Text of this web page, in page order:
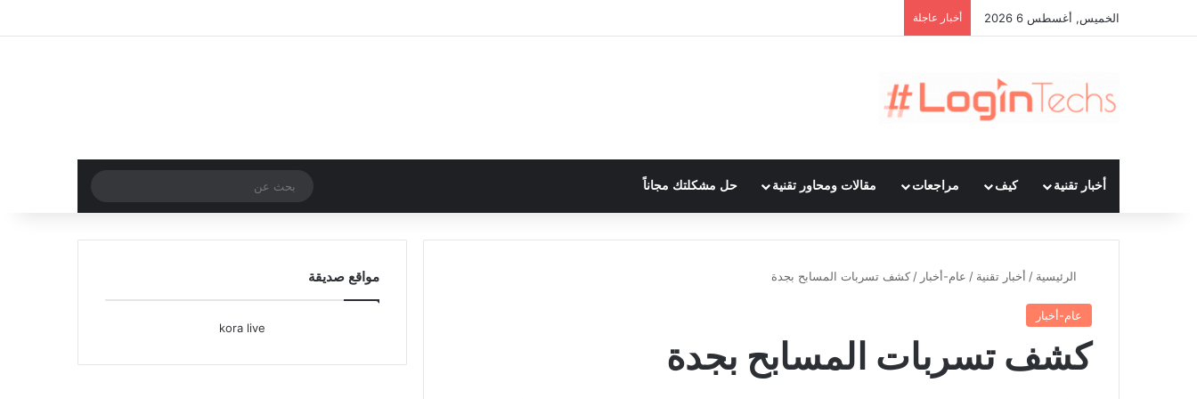
الخميس, أغسطس 6 2026 أخبار عاجلة
أخبار تقنية كيف مراجعات مقالات ومحاور تقنية حل مشكلتك مجاناً
عن
الرئيسية / أخبار تقنية / عام-أخبار / كشف تسربات المسابح بجدة
عام-أخبار
كشف تسربات المسابح بجدة
مواقع صديقة
kora live